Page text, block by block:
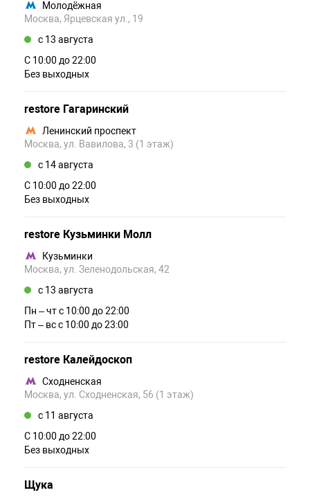
Молодёжная
Москва, Ярцевская ул., 19
c 13 августа
С 10:00 до 22:00
Без выходных
restore Гагаринский
Ленинский проспект
Москва, ул. Вавилова, 3 (1 этаж)
c 14 августа
С 10:00 до 22:00
Без выходных
restore Кузьминки Молл
Кузьминки
Москва, ул. Зеленодольская, 42
c 13 августа
Пн – чт c 10:00 до 22:00
Пт – вс c 10:00 до 23:00
restore Калейдоскоп
Сходненская
Москва, ул. Сходненская, 56 (1 этаж)
c 11 августа
С 10:00 до 22:00
Без выходных
Щука